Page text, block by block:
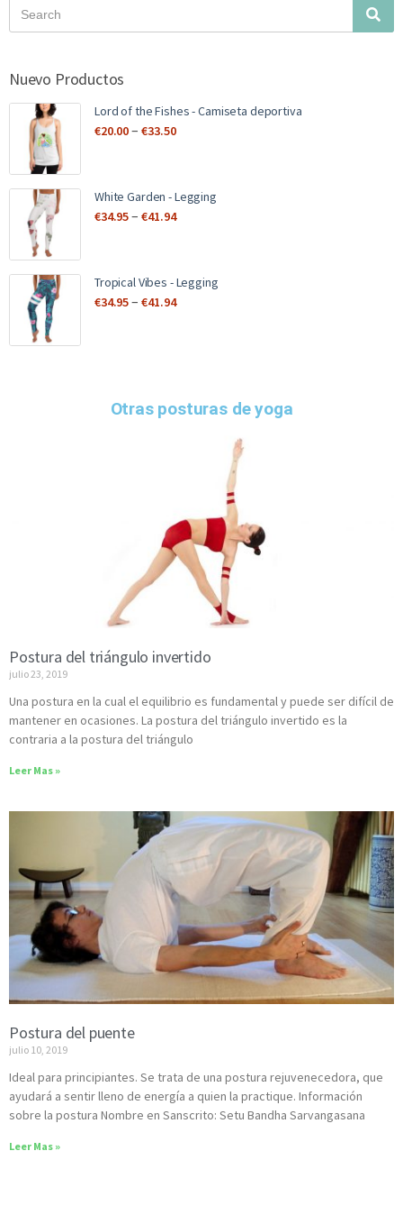
Nuevo Productos
Lord of the Fishes - Camiseta deportiva
€20.00–€33.50
White Garden - Legging
€34.95–€41.94
Tropical Vibes - Legging
€34.95–€41.94
Otras posturas de yoga
Postura del triángulo invertido
julio 23, 2019
Una postura en la cual el equilibrio es fundamental y puede ser difícil de
mantener en ocasiones. La postura del triángulo invertido es la
contraria a la postura del triángulo
Leer Mas »
Postura del puente
julio 10, 2019
Ideal para principiantes. Se trata de una postura rejuvenecedora, que
ayudará a sentir lleno de energía a quien la practique. Información
sobre la postura Nombre en Sanscrito: Setu Bandha Sarvangasana
Leer Mas »